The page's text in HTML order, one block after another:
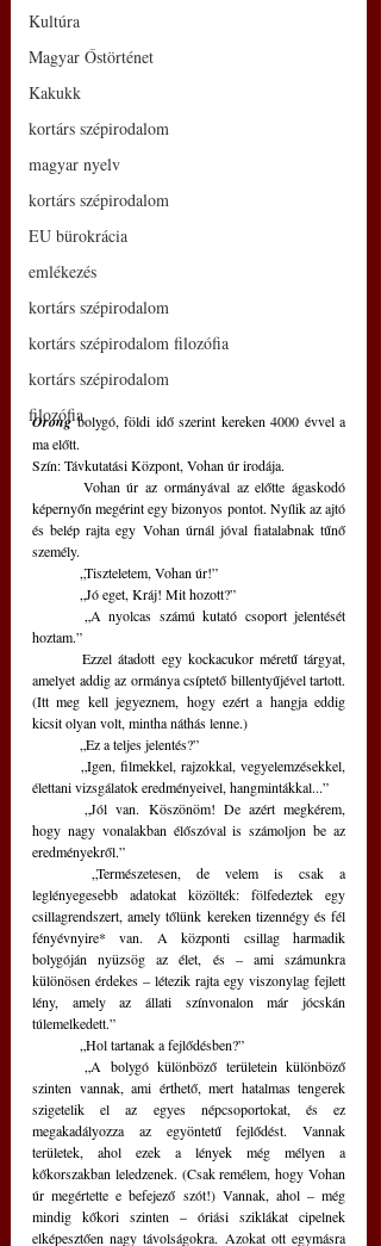
Kultúra
Magyar Őstörténet
Kakukk
kortárs szépirodalom
magyar nyelv
kortárs szépirodalom
EU bürokrácia
emlékezés
kortárs szépirodalom
kortárs szépirodalom filozófia
kortárs szépirodalom
filozófia
Orong bolygó, földi idő szerint kereken 4000 évvel a
ma előtt.
Szín: Távkutatási Központ, Vohan úr irodája.
képernyőn megérint egy bizonyos pontot. Nyílik az ajtó
és belép rajta egy Vohan úrnál jóval fiatalabnak tűnő
személy.
	„Tiszteletem, Vohan úr!”
	„Jó eget, Kráj! Mit hozott?”
hoztam.”
	Ezzel átadott egy kockacukor méretű tárgyat,
amelyet addig az ormánya csíptető billentyűjével tartott.
(Itt meg kell jegyeznem, hogy ezért a hangja eddig
kicsit olyan volt, mintha náthás lenne.)
	„Ez a teljes jelentés?”
élettani vizsgálatok eredményeivel, hangmintákkal...”
hogy nagy vonalakban élőszóval is számoljon be az
eredményekről.”
leglényegesebb adatokat közölték: fölfedeztek egy
csillagrendszert, amely tőlünk kereken tizennégy és fél
fényévnyire* van. A központi csillag harmadik
bolygóján nyüzsög az élet, és – ami számunkra
különösen érdekes – létezik rajta egy viszonylag fejlett
lény, amely az állati színvonalon már jócskán
túlemelkedett.”
	„Hol tartanak a fejlődésben?”
szinten vannak, ami érthető, mert hatalmas tengerek
szigetelik el az egyes népcsoportokat, és ez
megakadályozza az egyöntetű fejlődést. Vannak
területek, ahol ezek a lények még mélyen a
kőkorszakban leledzenek. (Csak remélem, hogy Vohan
úr megértette e befejező szót!) Vannak, ahol – még
mindig kőkori szinten – óriási sziklákat cipelnek
elképesztően nagy távolságokra. Azokat ott egymásra